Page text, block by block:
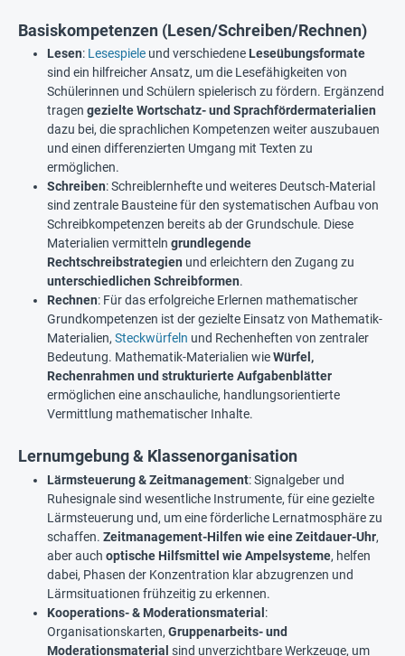
Basiskompetenzen (Lesen/Schreiben/Rechnen)
Lesen: Lesespiele und verschiedene Leseübungsformate
sind ein hilfreicher Ansatz, um die Lesefähigkeiten von
Schülerinnen und Schülern spielerisch zu fördern. Ergänzend
tragen gezielte Wortschatz- und Sprachfördermaterialien
dazu bei, die sprachlichen Kompetenzen weiter auszubauen
und einen differenzierten Umgang mit Texten zu
ermöglichen.
Schreiben: Schreiblernhefte und weiteres Deutsch-Material
sind zentrale Bausteine für den systematischen Aufbau von
Schreibkompetenzen bereits ab der Grundschule. Diese
Materialien vermitteln grundlegende
Rechtschreibstrategien und erleichtern den Zugang zu
unterschiedlichen Schreibformen.
Rechnen: Für das erfolgreiche Erlernen mathematischer
Grundkompetenzen ist der gezielte Einsatz von Mathematik-
Materialien, Steckwürfeln und Rechenheften von zentraler
Bedeutung. Mathematik-Materialien wieWürfel,
Rechenrahmen und strukturierte Aufgabenblätter
ermöglichen eine anschauliche, handlungsorientierte
Vermittlung mathematischer Inhalte.
Lernumgebung & Klassenorganisation
Lärmsteuerung & Zeitmanagement: Signalgeber und
Ruhesignale sind wesentliche Instrumente, für eine gezielte
Lärmsteuerung und, um eine förderliche Lernatmosphäre zu
schaffen. Zeitmanagement-Hilfen wie eine Zeitdauer-Uhr,
aber auch optische Hilfsmittel wie Ampelsysteme, helfen
dabei, Phasen der Konzentration klar abzugrenzen und
Lärmsituationen frühzeitig zu erkennen.
Kooperations- & Moderationsmaterial :
Organisationskarten, Gruppenarbeits- und
Moderationsmaterial sind unverzichtbare Werkzeuge, um